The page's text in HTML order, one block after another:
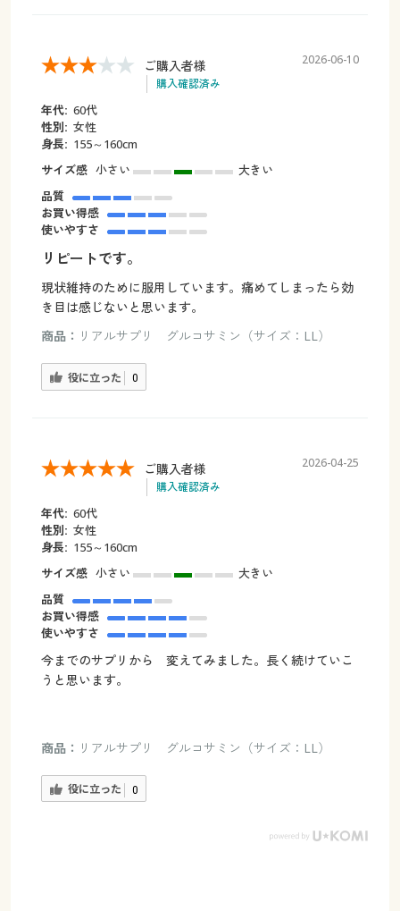
ご購入者様
購入確認済み
2026-06-10
年代: 60代
性別: 女性
身長: 155～160cm
サイズ感 小さい
大きい
品質
お買い得感
使いやすさ
リピートです。
現状維持のために服用しています。痛めてしまったら効
き目は感じないと思います。
商品： リアルサプリ グルコサミン（サイズ：LL）
役に立った 0
ご購入者様
購入確認済み
2026-04-25
年代: 60代
性別: 女性
身長: 155～160cm
サイズ感 小さい
大きい
品質
お買い得感
使いやすさ
今までのサプリから 変えてみました。長く続けていこ
うと思います。
商品： リアルサプリ グルコサミン（サイズ：LL）
役に立った 0